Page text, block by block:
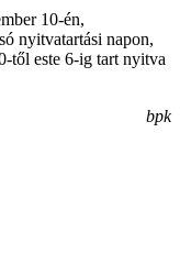
10-én,
nyitvatartási napon,
től este 6-ig tart nyitva
bpk